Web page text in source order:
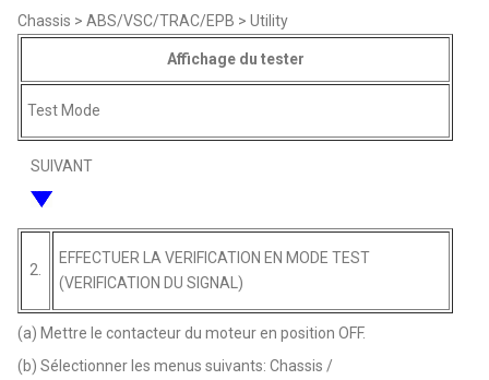
Chassis > ABS/VSC/TRAC/EPB > Utility
Affichage du tester
Test Mode
SUIVANT
2.
EFFECTUER LA VERIFICATION EN MODE TEST
(VERIFICATION DU SIGNAL)
(a) Mettre le contacteur du moteur en position OFF.
(b) Sélectionner les menus suivants: Chassis /